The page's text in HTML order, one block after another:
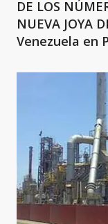
DE LOS
NUEVA JOYA
Venezuela en